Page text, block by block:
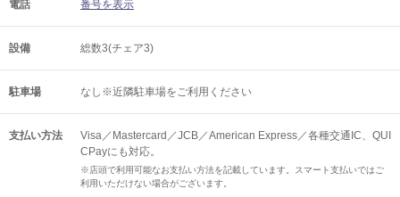
電話 番号を表示
設備 総数3(チェア3)
駐車場 なし※近隣駐車場をご利用ください
支払い方法
Visa／Mastercard／JCB／American Express／各種交通IC、QUI
CPayにも対応。
※店頭で利用可能なお支払い方法を記載しています。スマート支払いではご
利用いただけない場合がございます。